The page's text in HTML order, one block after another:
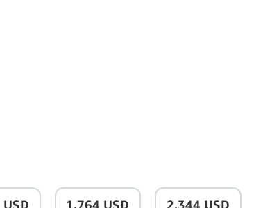
1.764 USD 2.344 USD